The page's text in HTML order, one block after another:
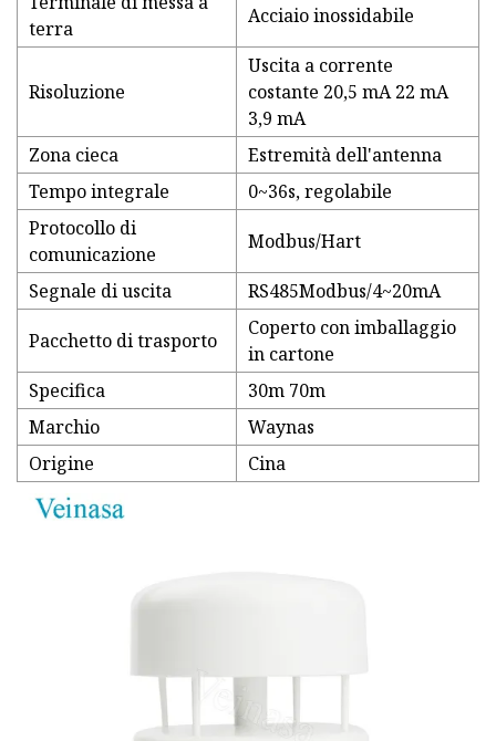
terra
Acciaio inossidabile
Risoluzione
Uscita a corrente
costante 20,5 mA 22 mA
3,9 mA
Zona cieca
Estremità dell'antenna
Tempo integrale
0~36s, regolabile
Protocollo di
comunicazione
Modbus/Hart
Segnale di uscita RS485Modbus/4~20mA
Pacchetto di trasporto
Coperto con imballaggio
in cartone
Specifica
30m 70m
Marchio
Waynas
Origine
Cina